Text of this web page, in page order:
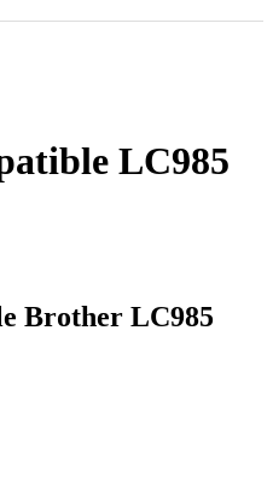
LC985
Brother LC985